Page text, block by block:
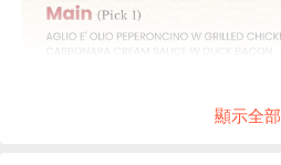
顯示全部